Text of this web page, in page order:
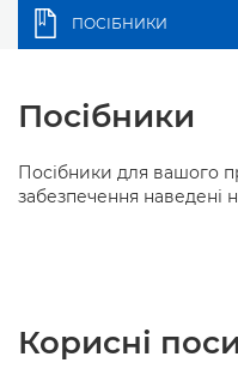
ПОСІБНИКИ
Посібники
Посібники для вашого
забезпечення наведені
Корисні